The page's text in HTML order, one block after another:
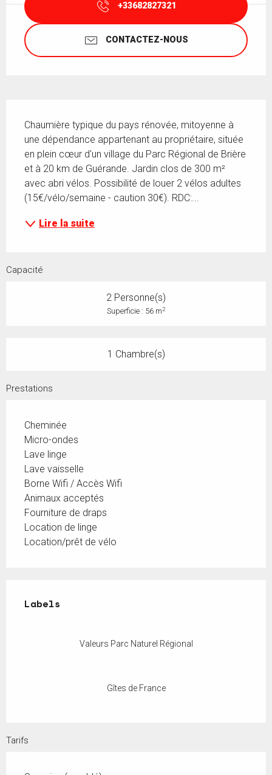
+33682827321
CONTACTEZ-NOUS
Chaumière typique du pays rénovée, mitoyenne à
une dépendance appartenant au propriétaire, située
en plein cœur d'un village du Parc Régional de Brière
et à 20 km de Guérande. Jardin clos de 300 m²
avec abri vélos. Possibilité de louer 2 vélos adultes
(15€/vélo/semaine - caution 30€). RDC:...
Lire la suite
Capacité
2 Personne(s)
Superficie : 56 m2
1 Chambre(s)
Prestations
Cheminée
Micro-ondes
Lave linge
Lave vaisselle
Borne Wifi / Accès Wifi
Animaux acceptés
Fourniture de draps
Location de linge
Location/prêt de vélo
Labels
Labels
Valeurs Parc Naturel Régional
Gîtes de France
Tarifs